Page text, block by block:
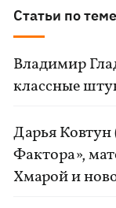
Статьи по теме
Владимир
классные
Дарья
Фактора»,
Хмарой и